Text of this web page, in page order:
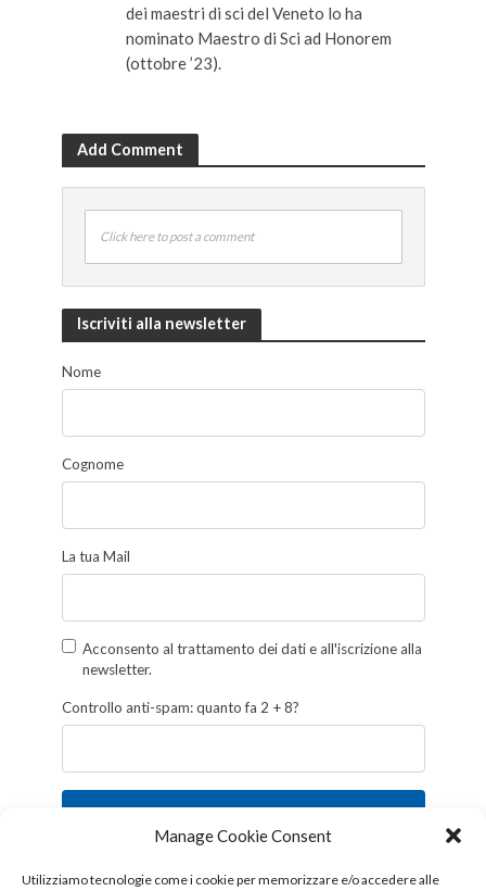
Manage Cookie Consent
Utilizziamo tecnologie come i cookie per memorizzare e/o accedere alle
dei maestri di sci del Veneto lo ha
nominato Maestro di Sci ad Honorem
(ottobre ’23).
Add Comment
Click here to post a comment
Iscriviti alla newsletter
Nome
Cognome
La tua Mail
Acconsento al trattamento dei dati e all'iscrizione alla
newsletter.
Controllo anti-spam: quanto fa 2 + 8?
Follow us!